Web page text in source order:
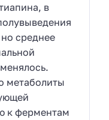
в
среднее
метаболиты
к ферментам